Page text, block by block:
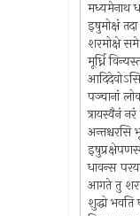
मध्यमेनाथ
इषुमोक्षं
शरमोक्षे
मूर्ध्नि
पञ्चानां
त्रायस्वैनं
अन्तश्चरसि
धावन्स
आगते तु
शुद्धो भवति